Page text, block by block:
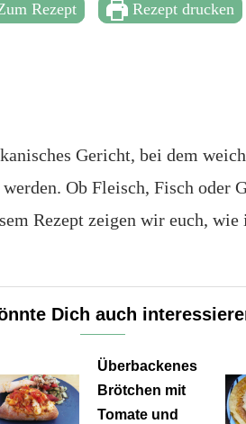
Rezept Rezept drucken
Gericht, bei dem
Ob Fleisch, Fisch oder
Rezept zeigen wir euch,
Dich auch
Überbackenes
Brötchen mit
Tomate und